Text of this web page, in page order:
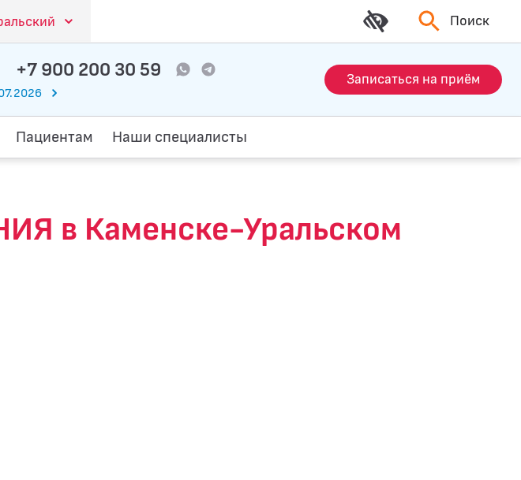
Поиск
+7 900 200 30 59 Записаться на приём
Пациентам Наши специалисты
в Каменске-Уральском